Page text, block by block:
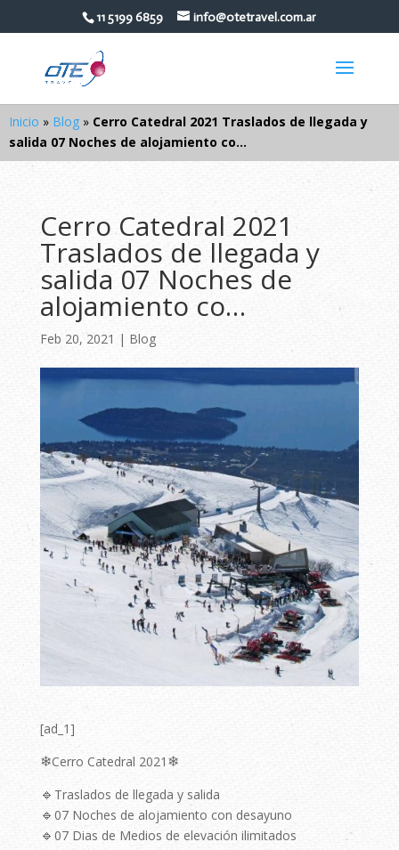
11 5199 6859 info@otetravel.com.ar
Inicio » Blog » Cerro Catedral 2021 Traslados de llegada y
salida 07 Noches de alojamiento co…
Cerro Catedral 2021
Traslados de llegada y
salida 07 Noches de
alojamiento co…
Feb 20, 2021 | Blog
[ad_1]
❄Cerro Catedral 2021 ❄
🔹 Traslados de llegada y salida
🔹 07 Noches de alojamiento con desayuno
🔹 07 Dias de Medios de elevación ilimitados